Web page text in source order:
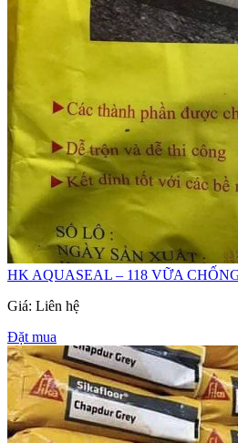
HK AQUASEAL – 118 VỮA
Giá: Liên hệ
Đặt mua